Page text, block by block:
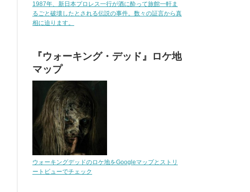
1987年、新日本プロレス一行が酒に酔って旅館一軒ま
るごと破壊したとされる伝説の事件。数々の証言から真
相に迫ります。
『ウォーキング・デッド』ロケ地
マップ
ウォーキングデッドのロケ地をGoogleマップとストリ
ートビューでチェック